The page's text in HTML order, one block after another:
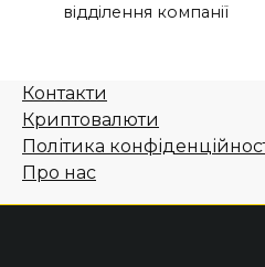
відділення компанії
Контакти
Криптовалюти
Політика
Про нас